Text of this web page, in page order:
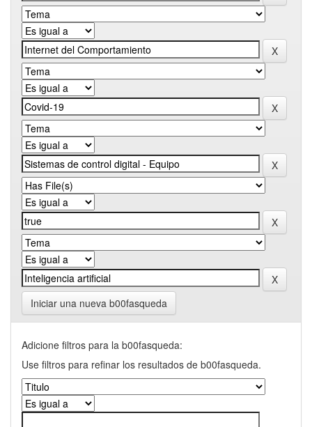
Iniciar una nueva b00fasqueda
Adicione filtros para la b00fasqueda:
Use filtros para refinar los resultados de b00fasqueda.